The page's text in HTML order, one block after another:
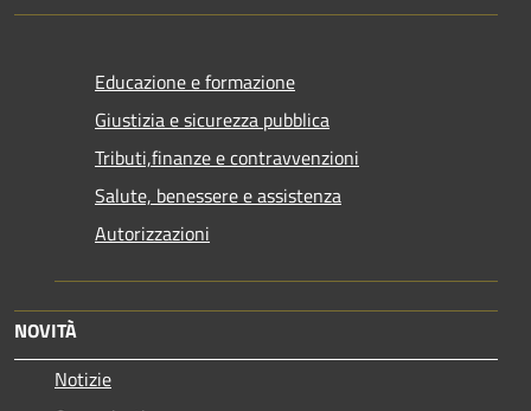
Educazione e formazione
Giustizia e sicurezza pubblica
Tributi,finanze e contravvenzioni
Salute, benessere e assistenza
Autorizzazioni
NOVITÀ
Notizie